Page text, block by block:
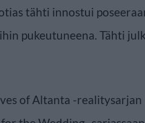
tähti innostui
pukeutuneena. Tähti
of Altanta -realitysarjan